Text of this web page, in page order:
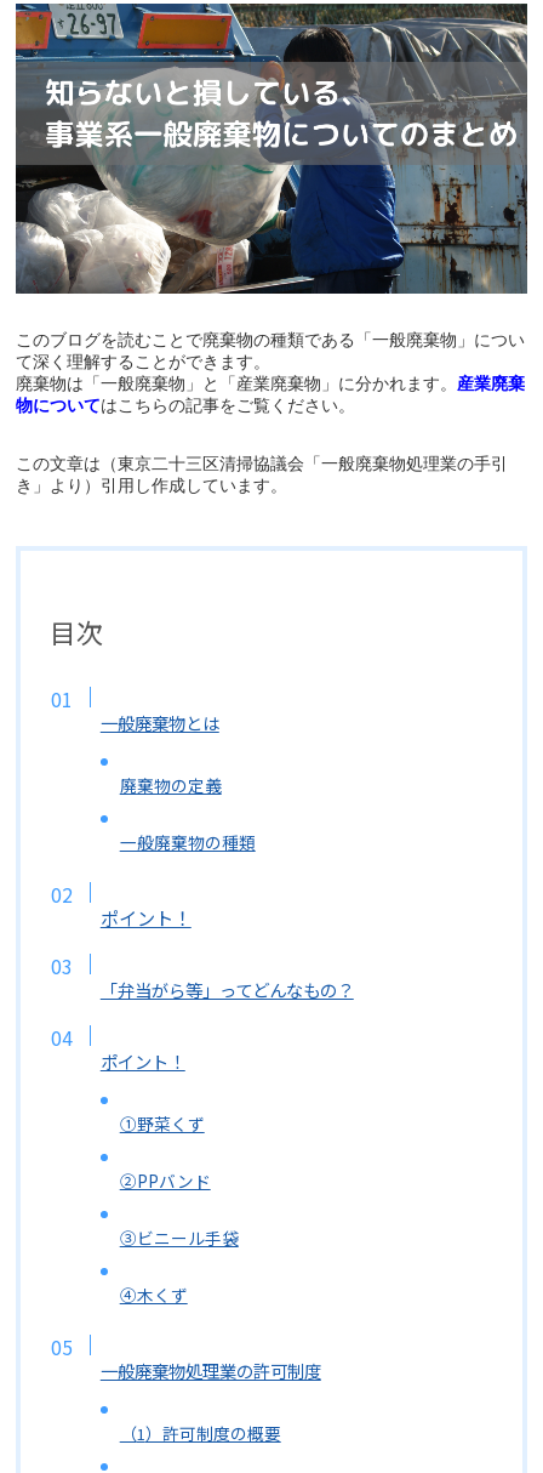
このブログを読むことで廃棄物の種類である「一般廃棄物」につい
て深く理解することができます。
廃棄物は「一般廃棄物」と「産業廃棄物」に分かれます。 産業廃棄
物についてはこちらの記事をご覧ください。
この文章は（東京二十三区清掃協議会「一般廃棄物処理業の手引
き」より）引用し作成しています。
目次
一般廃棄物とは
廃棄物の定義
一般廃棄物の種類
ポイント！
「弁当がら等」ってどんなもの？
ポイント！
①野菜くず
②PPバンド
③ビニール手袋
④木くず
一般廃棄物処理業の許可制度
（1）許可制度の概要